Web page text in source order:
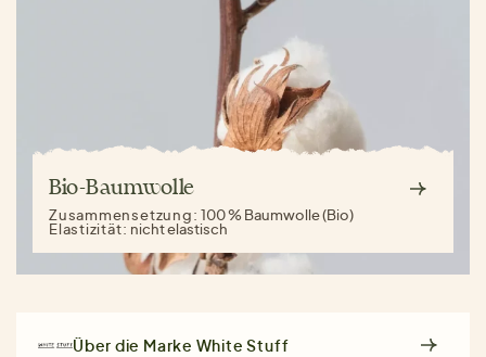
Bio-Baumwolle
Zusammensetzung:100 % Baumwolle (Bio)
Elastizität: nicht elastisch
Über die Marke White Stuff